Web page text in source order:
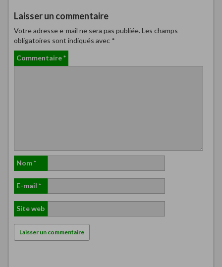
o
o
k
er
Laisser un commentaire
Votre adresse e-mail ne sera pas publiée. Les champs
obligatoires sont indiqués avec *
Commentaire*
Nom*
E-mail *
Site web